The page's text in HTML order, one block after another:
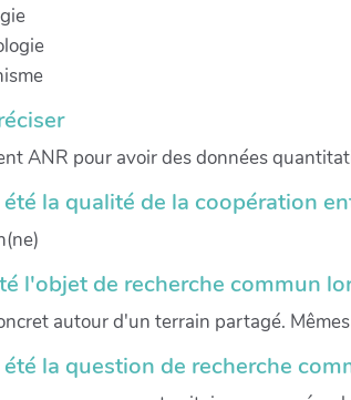
ANR pour avoir des données
la qualité de la coopération
l'objet de recherche commun
autour d'un terrain partagé.
la question de recherche